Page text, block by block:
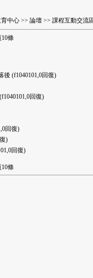
中心 >> 論壇 >> 課程互動交流
10條
後 (f1040101,0回復)
(f1040101,0回復)
回復)
)
回復)
10條